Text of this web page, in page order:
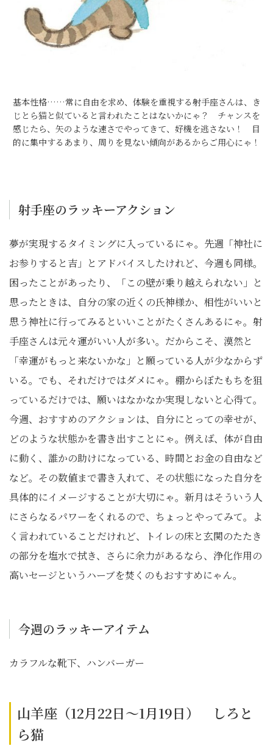
基本性格……常に自由を求め、体験を重視する射手座さんは、き
じとら猫と似ていると言われたことはないかにゃ？ チャンスを
感じたら、矢のような速さでやってきて、好機を逃さない！ 目
的に集中するあまり、周りを見ない傾向があるからご用心にゃ！
射手座のラッキーアクション
夢が実現するタイミングに入っているにゃ。先週「神社に
お参りすると吉」とアドバイスしたけれど、今週も同様。
困ったことがあったり、「この壁が乗り越えられない」と
思ったときは、自分の家の近くの氏神様か、相性がいいと
思う神社に行ってみるといいことがたくさんあるにゃ。射
手座さんは元々運がいい人が多い。だからこそ、漠然と
「幸運がもっと来ないかな」と願っている人が少なからず
いる。でも、それだけではダメにゃ。棚からぼたもちを狙
っているだけでは、願いはなかなか実現しないと心得て。
今週、おすすめのアクションは、自分にとっての幸せが、
どのような状態かを書き出すことにゃ。例えば、体が自由
に動く、誰かの助けになっている、時間とお金の自由など
など。その数値まで書き入れて、その状態になった自分を
具体的にイメージすることが大切にゃ。新月はそういう人
にさらなるパワーをくれるので、ちょっとやってみて。よ
く言われていることだけれど、トイレの床と玄関のたたき
の部分を塩水で拭き、さらに余力があるなら、浄化作用の
高いセージというハーブを焚くのもおすすめにゃん。
今週のラッキーアイテム
カラフルな靴下、ハンバーガー
山羊座（12月22日～1月19日） しろと
ら猫